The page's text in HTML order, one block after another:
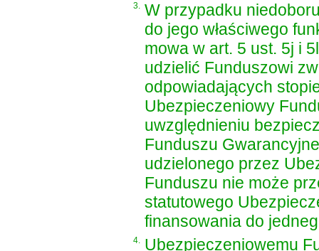
3. W przypadku
do jego właściwego
mowa w art. 5 ust. 5j i
udzielić Funduszowi
odpowiadających
Ubezpieczeniowy
uwzględnieniu
Funduszu
udzielonego przez
Funduszu nie może
statutowego
finansowania do
4. Ubezpieczeniowemu